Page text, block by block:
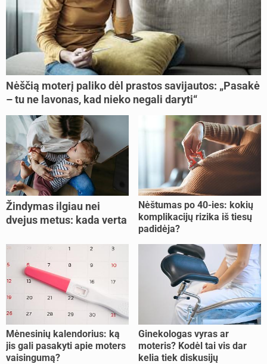
Nėščią moterį paliko dėl prastos savijautos: „Pasakė
– tu ne lavonas, kad nieko negali daryti“
Žindymas ilgiau nei
dvejus metus: kada verta
nujunkyti?
Nėštumas po 40-ies: kokių
komplikacijų rizika iš tiesų
padidėja?
Mėnesinių kalendorius: ką
jis gali pasakyti apie moters
vaisingumą?
Ginekologas vyras ar
moteris? Kodėl tai vis dar
kelia tiek diskusijų